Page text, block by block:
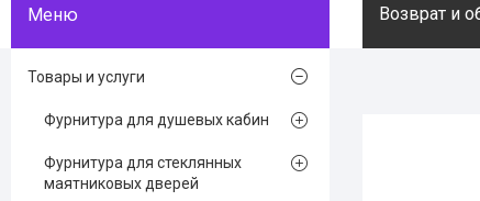
Возврат и
Товары и услуги
Фурнитура для душевых кабин
Фурнитура для стеклянных
маятниковых дверей